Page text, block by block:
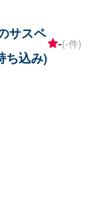
サスペ
ち込み)
-(-件)